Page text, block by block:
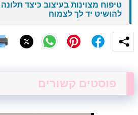
טיפוח מצוינות בעיצוב כיצד
להושיט יד לך לצמוח
פוסטים קשורים